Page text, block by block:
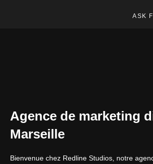
ASK
Agence de marketing
Marseille
Bienvenue chez Redline Studios, notre